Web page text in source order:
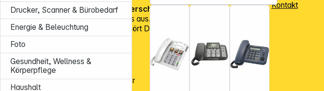
Drucker, Scanner & Bürobedarf
Energie & Beleuchtung
Foto
Gesundheit, Wellness &
Körperpflege
Haushalt
Über45.000 Artikelund über600 verschiedene Marken
, viele Jahre
Know-how und Erfahrung zeichnen uns aus. Mit mehr als
Kundenadressenin Deutschland gehört DGH zu den Top-Distributoren
für CE-Technologieprodukte!
Tel.: 0931 9708 - 444
E-Mail:info@dgh.de
Montag – Donnerstag: 8:00 – 17:00 Uhr
Kontakt